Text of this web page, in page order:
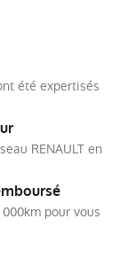
en hauteur
places latérales AR
été expertisés
RENAULT en
pour vous